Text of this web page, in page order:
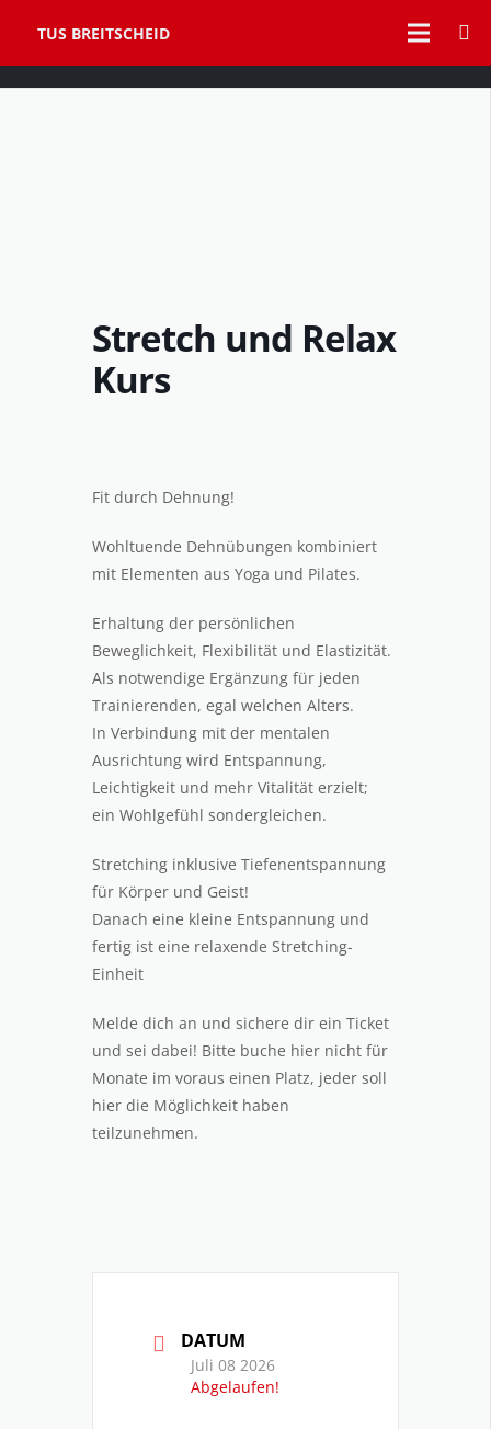
TUS BREITSCHEID
Stretch und Relax
Kurs
Fit durch Dehnung!
Wohltuende Dehnübungen kombiniert
mit Elementen aus Yoga und Pilates.
Erhaltung der persönlichen
Beweglichkeit, Flexibilität und Elastizität.
Als notwendige Ergänzung für jeden
Trainierenden, egal welchen Alters.
In Verbindung mit der mentalen
Ausrichtung wird Entspannung,
Leichtigkeit und mehr Vitalität erzielt;
ein Wohlgefühl sondergleichen.
Stretching inklusive Tiefenentspannung
für Körper und Geist!
Danach eine kleine Entspannung und
fertig ist eine relaxende Stretching-
Einheit
Melde dich an und sichere dir ein Ticket
und sei dabei! Bitte buche hier nicht für
Monate im voraus einen Platz, jeder soll
hier die Möglichkeit haben
teilzunehmen.
DATUM
Juli 08 2026
Abgelaufen!